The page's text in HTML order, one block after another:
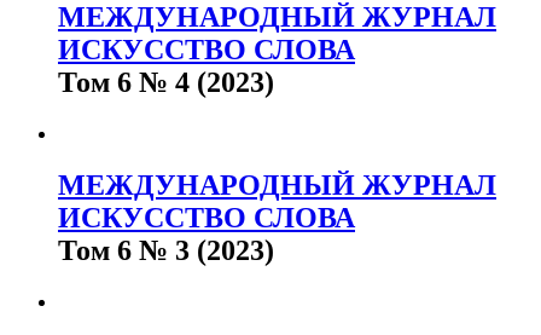
МЕЖДУНАРОДНЫЙ ЖУРНАЛ
ИСКУССТВО СЛОВА
Том 6 № 4 (2023)
МЕЖДУНАРОДНЫЙ ЖУРНАЛ
ИСКУССТВО СЛОВА
Том 6 № 3 (2023)